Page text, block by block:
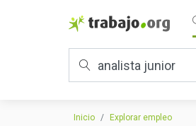
Inicio Explorar empleo